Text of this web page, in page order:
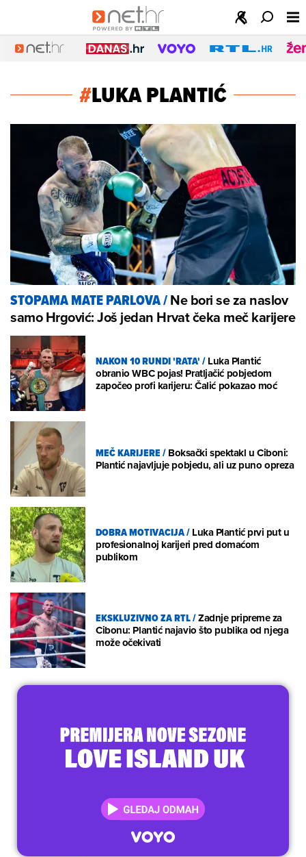
#LUKA PLANTIĆ
STOPAMA MATE PARLOVA/Ne bori se za naslov
samo Hrgović: Još jedan Hrvat čeka meč karijere
NAKON 10 RUNDI 'RATA'/Luka Plantić
obranio WBC pojas! Pratljačić pobjedom
započeo profi karijeru: Čalić pokazao moć
MEČ KARIJERE/Boksački spektakl u Ciboni:
Plantić najavljuje pobjedu, ali uz puno opreza
DOBRA MOTIVACIJA/Luka Plantić prvi put u
profesionalnoj karijeri pred domaćom
publikom
EKSKLUZIVNO ZA RTL/Zadnje pripreme za
Cibonu: Plantić najavio što publika od njega
može očekivati